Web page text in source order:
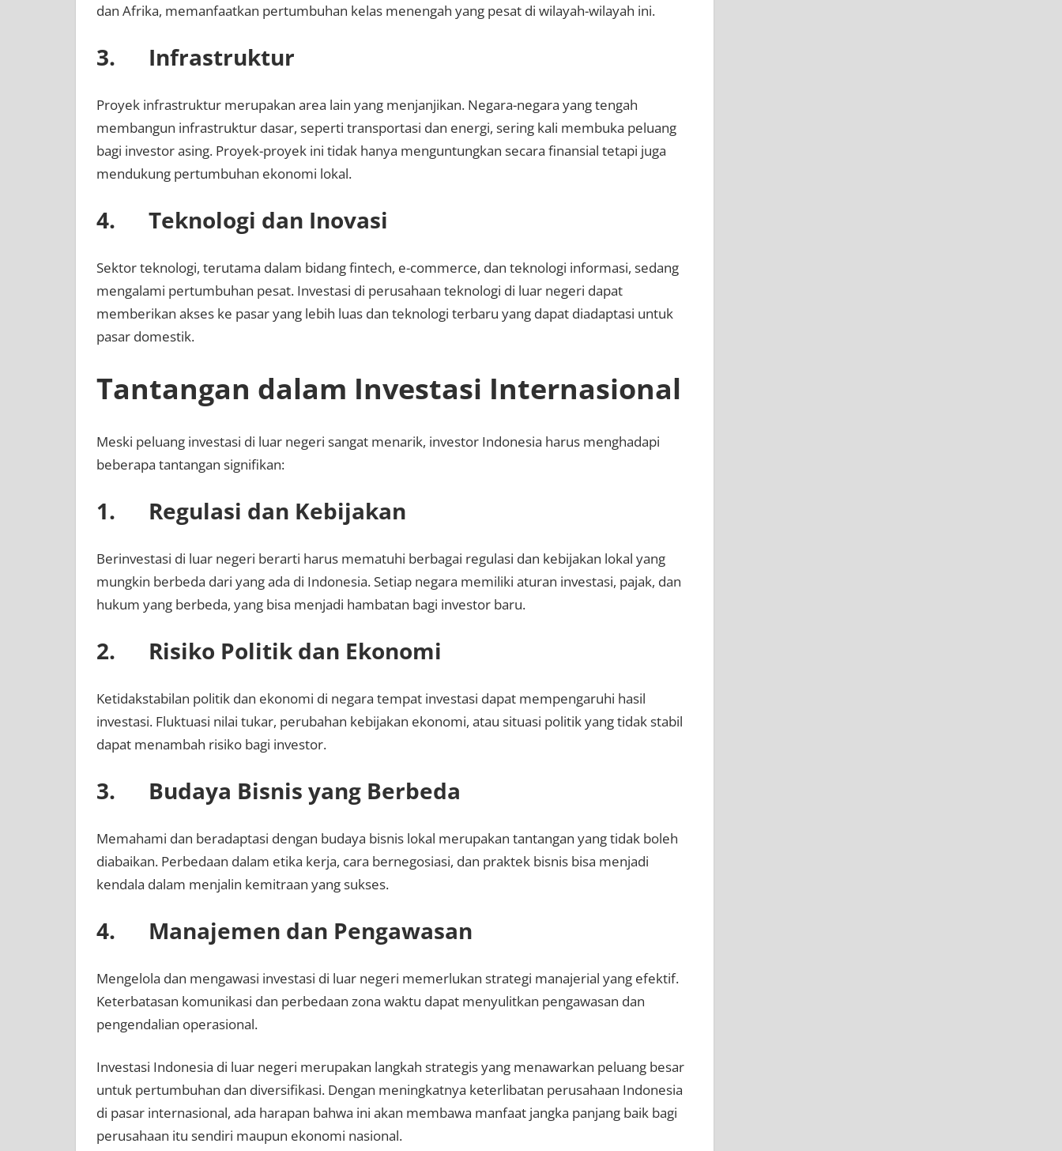
dan Afrika, memanfaatkan pertumbuhan kelas menengah yang pesat di wilayah-wilayah ini.
3. Infrastruktur
Proyek infrastruktur merupakan area lain yang menjanjikan. Negara-negara yang tengah
membangun infrastruktur dasar, seperti transportasi dan energi, sering kali membuka peluang
bagi investor asing. Proyek-proyek ini tidak hanya menguntungkan secara finansial tetapi juga
mendukung pertumbuhan ekonomi lokal.
4. Teknologi dan Inovasi
Sektor teknologi, terutama dalam bidang fintech, e-commerce, dan teknologi informasi, sedang
mengalami pertumbuhan pesat. Investasi di perusahaan teknologi di luar negeri dapat
memberikan akses ke pasar yang lebih luas dan teknologi terbaru yang dapat diadaptasi untuk
pasar domestik.
Tantangan dalam Investasi Internasional
Meski peluang investasi di luar negeri sangat menarik, investor Indonesia harus menghadapi
beberapa tantangan signifikan:
1. Regulasi dan Kebijakan
Berinvestasi di luar negeri berarti harus mematuhi berbagai regulasi dan kebijakan lokal yang
mungkin berbeda dari yang ada di Indonesia. Setiap negara memiliki aturan investasi, pajak, dan
hukum yang berbeda, yang bisa menjadi hambatan bagi investor baru.
2. Risiko Politik dan Ekonomi
Ketidakstabilan politik dan ekonomi di negara tempat investasi dapat mempengaruhi hasil
investasi. Fluktuasi nilai tukar, perubahan kebijakan ekonomi, atau situasi politik yang tidak stabil
dapat menambah risiko bagi investor.
3. Budaya Bisnis yang Berbeda
Memahami dan beradaptasi dengan budaya bisnis lokal merupakan tantangan yang tidak boleh
diabaikan. Perbedaan dalam etika kerja, cara bernegosiasi, dan praktek bisnis bisa menjadi
kendala dalam menjalin kemitraan yang sukses.
4. Manajemen dan Pengawasan
Mengelola dan mengawasi investasi di luar negeri memerlukan strategi manajerial yang efektif.
Keterbatasan komunikasi dan perbedaan zona waktu dapat menyulitkan pengawasan dan
pengendalian operasional.
Investasi Indonesia di luar negeri merupakan langkah strategis yang menawarkan peluang besar
untuk pertumbuhan dan diversifikasi. Dengan meningkatnya keterlibatan perusahaan Indonesia
di pasar internasional, ada harapan bahwa ini akan membawa manfaat jangka panjang baik bagi
perusahaan itu sendiri maupun ekonomi nasional.